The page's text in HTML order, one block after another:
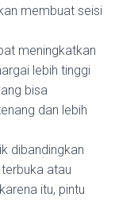
membuat seisi
meningkatkan
lebih tinggi
bisa
dan lebih
dibandingkan
atau
itu, pintu